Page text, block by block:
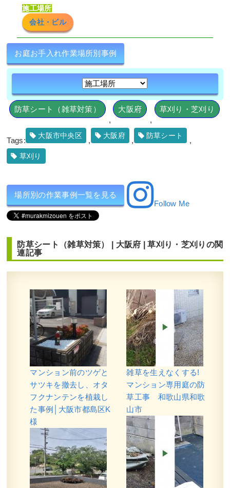
石垣からはみ出てしまったシダレモミ
ジとマサキの剪定・カイヅカイブキの
伐採とオウゴンマサキの植栽を1人1日
で実施した事例｜大阪市淀川区T様
作業前 作業後 石垣からはみ出てしまった ...
続きを読む
伐採,剪定,カイヅカイブキ,常緑樹ア行,
行,落葉樹サ行,常緑樹マ行, 大阪府,伐採
りが悪いポストの下にシャガ・フイリ
ヤブラン・ヒューケラなどを1人1時間
で植栽した事例｜大阪市城東区I様
作業前 作業後 何度植え替えても枯れてし ...
続きを読む
2024年11月29日/常緑樹ハ行 フイリヤブラン ,ヒュ
ーケラ,植替え, 大阪市城東区 植栽 大阪府 ,オタフ
クナンテン
常緑樹ア行 常緑樹カ行 ,常緑樹サ行
阪府 ,植木の移植・植え替え 植栽
施工場所
会社・ビル
お庭お手入れ作業場所別事例
防草シート（雑草対策）
,
大阪府
,
草刈り・芝刈り
Tags:
大阪市中央区
,
大阪府
,
防草シート
,
草刈り
場所別の作業事例一覧を見る
Follow Me
防草シート（雑草対策） 大阪府 |草刈り・芝刈り の関
連記事
マンション前のツゲと
サツキを撤去し、オタ
フクナンテンを植栽し
た事例│大阪市都島区K
様
雑草を生えなくする!
マンション専用庭の防
草工事 和歌山県和歌
山市